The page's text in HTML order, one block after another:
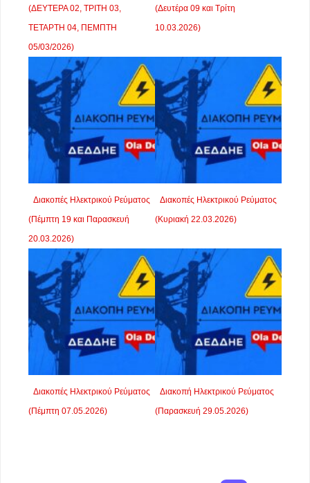
(ΔΕΥΤΕΡΑ 02, ΤΡΙΤΗ 03,
ΤΕΤΑΡΤΗ 04, ΠΕΜΠΤΗ
05/03/2026)
(Δευτέρα 09 και Τρίτη
10.03.2026)
Διακοπές Ηλεκτρικού Ρεύματος
(Πέμπτη 19 και Παρασκευή
20.03.2026)
Διακοπές Ηλεκτρικού Ρεύματος
(Κυριακή 22.03.2026)
Διακοπές Ηλεκτρικού Ρεύματος
(Πέμπτη 07.05.2026)
Διακοπή Ηλεκτρικού Ρεύματος
(Παρασκευή 29.05.2026)